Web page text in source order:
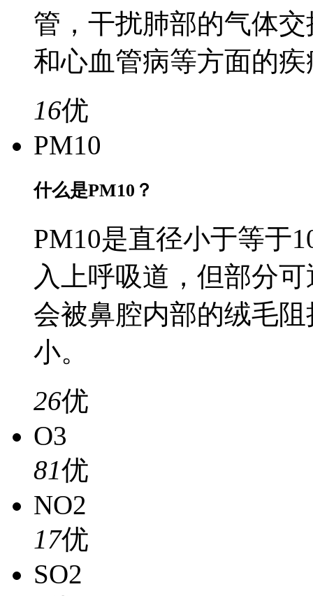
管，干扰肺部的气体
和心血管病等方面的疾
16优
PM10
什么是PM10？
PM10是直径小于等于
入上呼吸道，但部分
会被鼻腔内部的绒毛
小。
26优
O3
81优
NO2
17优
SO2